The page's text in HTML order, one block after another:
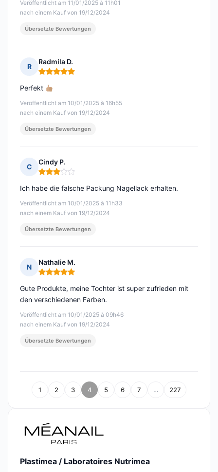
Veröffentlicht am 11/01/2025 à 11h01
nach einem Kauf von 19/12/2024
Übersetzte Bewertungen
R
Radmila D.
Hinweis: 5 von 5
Veröffentlicht am 10/01/2025 à 16h55
nach einem Kauf von 19/12/2024
Perfekt
Übersetzte Bewertungen
C
Cindy P.
Hinweis: 3 von 5
Veröffentlicht am 10/01/2025 à 11h33
nach einem Kauf von 19/12/2024
Ich habe die falsche Packung Nagellack erhalten.
Übersetzte Bewertungen
N
Nathalie M.
Hinweis: 5 von 5
Veröffentlicht am 10/01/2025 à 09h46
nach einem Kauf von 19/12/2024
Gute Produkte, meine Tochter ist super zufrieden mit
den verschiedenen Farben.
Übersetzte Bewertungen
1 2 3 4 5 6 7 … 227
Plastimea / Laboratoires Nutrimea